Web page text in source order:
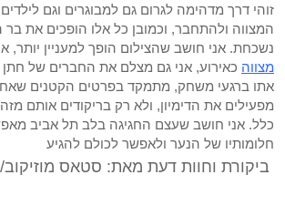
זוהי דרך מדהימה לגרום גם למבוגרים וגם
המצווה ולהתחבר, וכמובן כל אלו הופכים את בר
נשכחת. אני חושב שהצילום הופך למעניין יותר,
מצווה כאירוע, אני גם מצלם את החברים של
אתו ברגעי משחק, מתמקד בפרטים הקטנים
מפעילים את הדימיון, ולא רק בריקודים אותם
כלל. אני חושב שעצם החגיגה בלב תל אביב
חלומותיו של הנער ולאפשר לכולם להגיע
ביקורת וחוות דעת מאת: סטאס